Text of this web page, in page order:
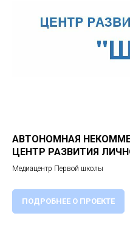
АВТОНОМНАЯ
ЦЕНТР РАЗВИТИЯ
Медиацентр Первой школы
ПОДРОБНЕЕ О ПРОЕКТЕ